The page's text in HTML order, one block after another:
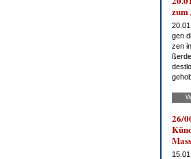
zum
gen
zen
26/